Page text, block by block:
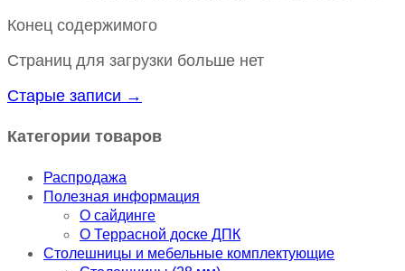
Конец содержимого
Страниц для загрузки больше нет
Старые записи →
Категории товаров
Распродажа
Полезная информация
О сайдинге
О Террасной доске ДПК
Столешницы и мебельные комплектующие